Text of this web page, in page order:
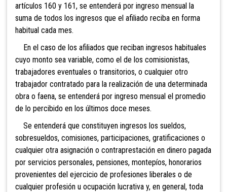
artículos 160 y 161, se entenderá por ingreso mensual la
suma de todos los ingresos que el afiliado reciba en forma
habitual cada mes.
En el caso de los afiliados que reciban ingresos habituales
cuyo monto sea variable, como el de los comisionistas,
trabajadores eventuales o transitorios, o cualquier otro
trabajador contratado para la realización de una determinada
obra o faena, se entenderá por ingreso mensual el promedio
de lo percibido en los últimos doce meses.
Se entenderá que constituyen ingresos los sueldos,
sobresueldos, comisiones, participaciones, gratificaciones o
cualquier otra asignación o contraprestación en dinero pagada
por servicios personales, pensiones, montepíos, honorarios
provenientes del ejercicio de profesiones liberales o de
cualquier profesión u ocupación lucrativa y, en general, toda